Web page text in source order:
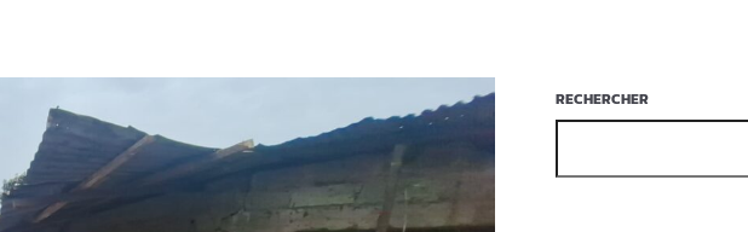
RECHERCHER